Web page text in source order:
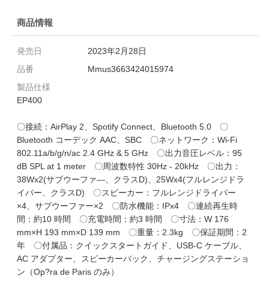
商品情報
発売日
2023年2月28日
品番
Mmus3663424015974
製品仕様
EP400
〇接続：AirPlay 2、Spotify Connect、Bluetooth 5.0 〇
Bluetooth コーデック AAC、SBC 〇ネットワーク：Wi-Fi
802.11a/b/g/n/ac 2.4 GHz & 5 GHz 〇出力音圧レベル：95
dB SPL at 1 meter 〇周波数特性 30Hz - 20kHz 〇出力：
38Wx2(サブウーファ―、クラスD)、25Wx4(フルレンジドラ
イバー、クラスD) 〇スピーカー：フルレンジドライバー
×4、サブウーファー×2 〇防水機能：IPx4 〇連続再生時
間：約10 時間 〇充電時間：約3 時間 〇寸法：W 176
mm×H 193 mm×D 139 mm 〇重量：2.3kg 〇保証期間：2
年 〇付属品：クイックスタートガイド、USB-C ケーブル、
AC アダプター、スピーカーバック、チャージングステーショ
ン（Op?ra de Paris のみ）